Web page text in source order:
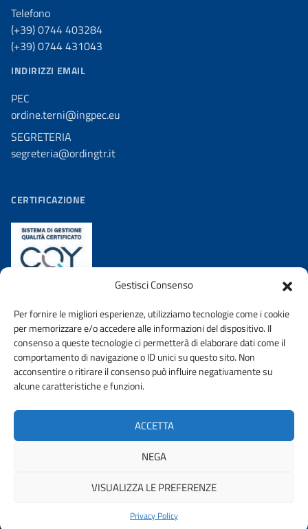
Gestisci Consenso
Per fornire le migliori esperienze, utilizziamo tecnologie come i cookie
per memorizzare e/o accedere alle informazioni del dispositivo. Il
consenso a queste tecnologie ci permetterà di elaborare dati come il
comportamento di navigazione o ID unici su questo sito. Non
acconsentire o ritirare il consenso può influire negativamente su
alcune caratteristiche e funzioni.
ACCETTA
NEGA
VISUALIZZA LE PREFERENZE
Privacy Policy
Telefono
(+39) 0744 403284
(+39) 0744 431043
INDIRIZZI EMAIL
PEC
ordine.terni@ingpec.eu
SEGRETERIA
segreteria@ordingtr.it
CERTIFICAZIONE
AMMINISTRAZIONE TRASPARENTE PRIVACY POLICY
WHISTLEBLOWING DICHIARAZIONE DI ACCESSIBIILITA’
© 2026 ORDINE DEGLI INGEGNERI DELLA PROVINCIA DI TERNI |